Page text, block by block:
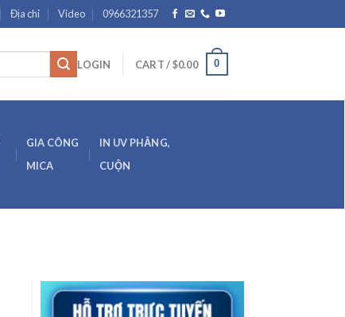
Địa chỉ Video 0966321357
LOGIN CART /$0.00 0
GIA CÔNG
MICA
IN UV PHẲNG,
CUỘN